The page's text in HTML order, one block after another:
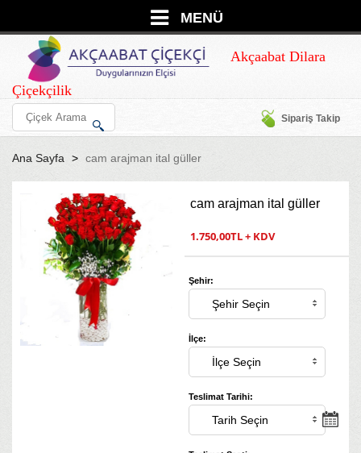
MENÜ
Akçaabat Dilara
Çiçekçilik
Sipariş Takip
Ana Sayfa cam arajman ital güller
cam arajman ital güller
1.750,00TL + KDV
Şehir:
İlçe:
Teslimat Tarihi: